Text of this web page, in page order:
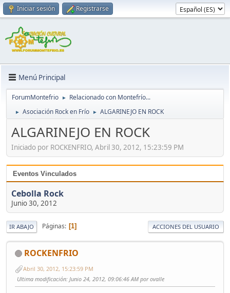
Iniciar sesión Registrarse
Menú Principal
ForumMontefrio ► Relacionado con Montefrío...
► Asociación Rock en Frío ► ALGARINEJO EN ROCK
ALGARINEJO EN ROCK
Iniciado por ROCKENFRIO, Abril 30, 2012, 15:23:59 PM
Eventos Vinculados
Cebolla Rock
Junio 30, 2012
IR ABAJO Páginas 1 ACCIONES DEL USUARIO
ROCKENFRIO
Abril 30, 2012, 15:23:59 PM
Ultima modificación: Junio 24, 2012, 09:06:46 AM por ovalle